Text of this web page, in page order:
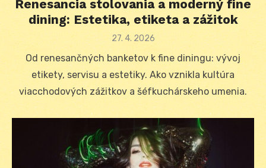
Renesancia stolovania a moderný fine
dining: Estetika, etiketa a zážitok
Posted
27. 4. 2026
Od renesančných banketov k fine diningu: vývoj
etikety, servisu a estetiky. Ako vznikla kultúra
viacchodových zážitkov a šéfkuchárskeho umenia.